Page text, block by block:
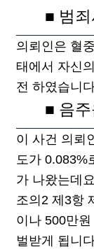
■ 범죄
의뢰인은 혈
태에서 자신
전 하였습니
■ 음
이 사건 의뢰
도가 0.083%
가 나왔는데
조의2 제3항
이나 500만
벌받게 됩니